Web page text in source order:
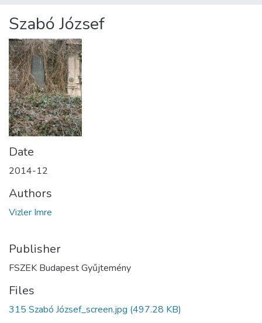
About us
Szabó József
Date
2014-12
Authors
Vizler Imre
Publisher
FSZEK Budapest Gyűjtemény
Files
315 Szabó József_screen.jpg (497.28 KB)